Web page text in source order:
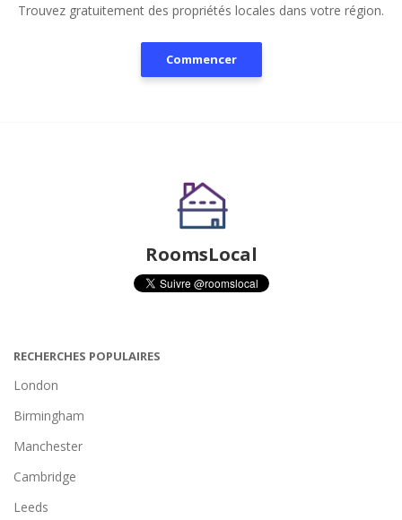
Trouvez gratuitement des propriétés locales dans votre région.
Commencer
RoomsLocal
RECHERCHES POPULAIRES
London
Birmingham
Manchester
Cambridge
Leeds